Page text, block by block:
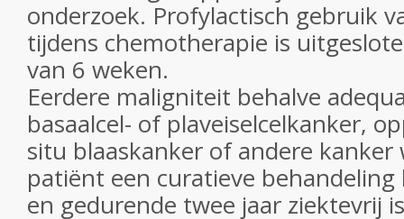
onderzoek. Profylactisch gebruik
tijdens chemotherapie is
van 6 weken.
Eerdere maligniteit behalve
basaalcel- of plaveiselcelkanker,
situ blaaskanker of andere kanker
patiënt een curatieve
en gedurende twee jaar ziektevrij